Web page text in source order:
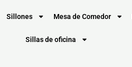
Sillones Mesa de Comedor
Sillas de oficina